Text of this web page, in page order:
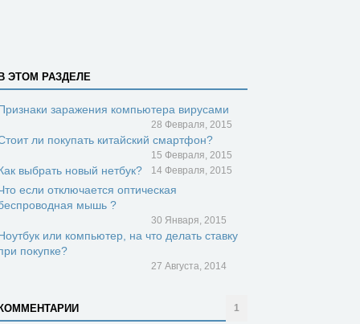
ЭТОМ РАЗДЕЛЕ
заражения компьютера вирусами
28 Февраля, 2015
ли покупать китайский смартфон?
15 Февраля, 2015
выбрать новый нетбук? 14 Февраля, 2015
если отключается оптическая
мышь ?
30 Января, 2015
или компьютер, на что делать ставку
покупке?
27 Августа, 2014
1